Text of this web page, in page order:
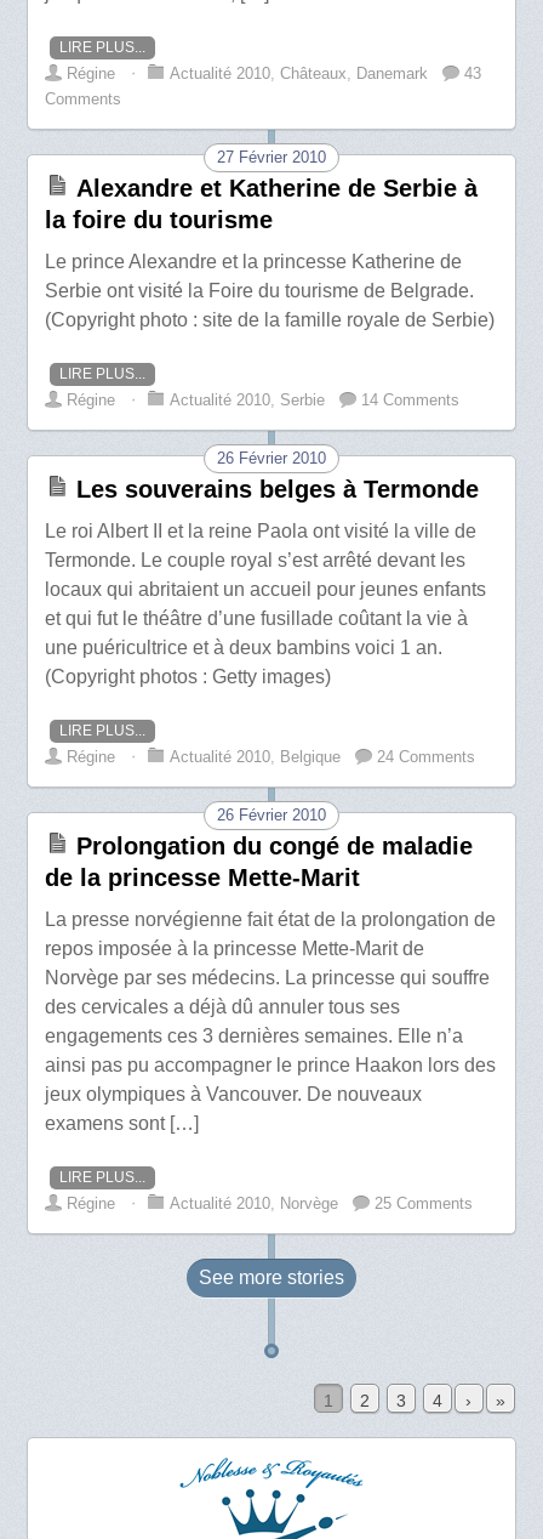
LIRE PLUS...
Régine ⋅ Actualité 2010 ,Châteaux Danemark
43
Comments
27 Février 2010
Alexandre et Katherine de Serbie à
la foire du tourisme
Le prince Alexandre et la princesse Katherine de
Serbie ont visité la Foire du tourisme de Belgrade.
(Copyright photo : site de la famille royale de Serbie)
LIRE PLUS...
Régine ⋅ Actualité 2010 Serbie 14 Comments
26 Février 2010
Les souverains belges à Termonde
Le roi Albert II et la reine Paola ont visité la ville de
Termonde. Le couple royal s’est arrêté devant les
locaux qui abritaient un accueil pour jeunes enfants
et qui fut le théâtre d’une fusillade coûtant la vie à
une puéricultrice et à deux bambins voici 1 an.
(Copyright photos : Getty images)
LIRE PLUS...
Régine ⋅ Actualité 2010, Belgique 24 Comments
26 Février 2010
Prolongation du congé de maladie
de la princesse Mette-Marit
La presse norvégienne fait état de la prolongation de
repos imposée à la princesse Mette-Marit de
Norvège par ses médecins. La princesse qui souffre
des cervicales a déjà dû annuler tous ses
engagements ces 3 dernières semaines. Elle n’a
ainsi pas pu accompagner le prince Haakon lors des
jeux olympiques à Vancouver. De nouveaux
examens sont […]
LIRE PLUS...
Régine ⋅ Actualité 2010, Norvège 25 Comments
See more stories
1 2 3 4 › »